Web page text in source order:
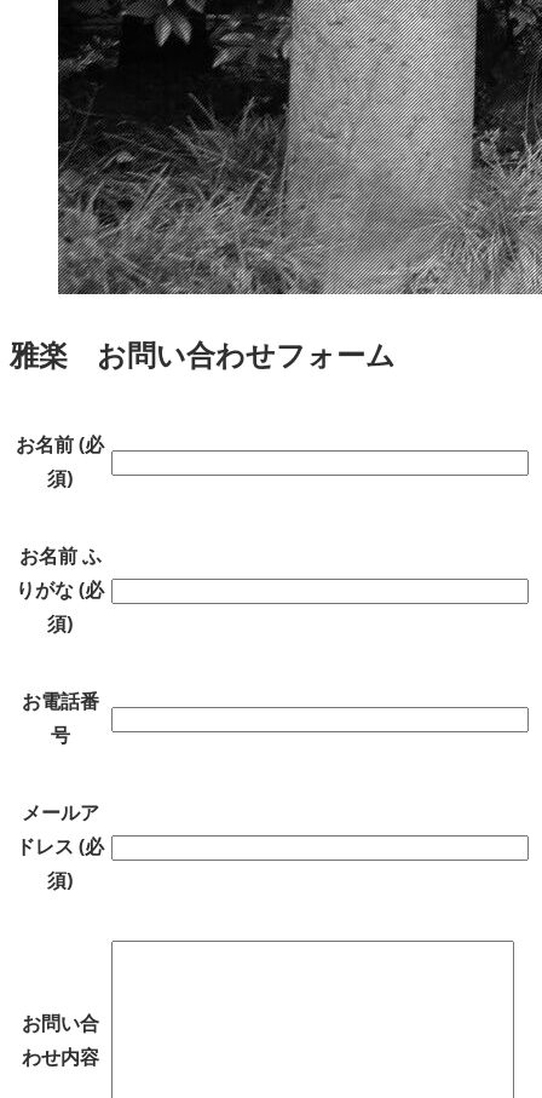
雅楽 お問い合わせフォーム
お名前 (必
須)
お名前 ふ
りがな (必
須)
お電話番
号
メールア
ドレス (必
須)
お問い合
わせ内容